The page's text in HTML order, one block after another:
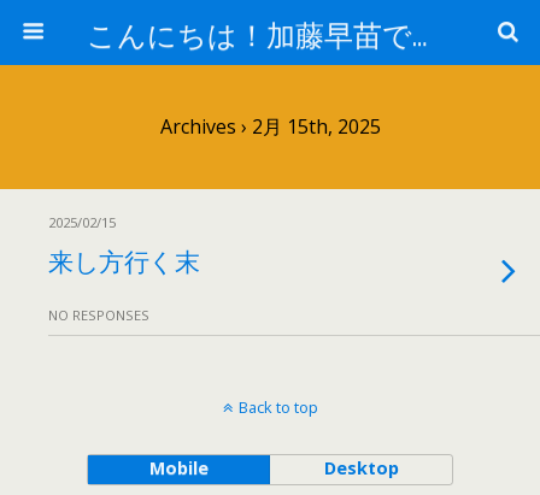
こんにちは！加藤早苗です。
Archives › 2月 15th, 2025
2025/02/15
来し方行く末
NO RESPONSES
Back to top
Mobile Desktop